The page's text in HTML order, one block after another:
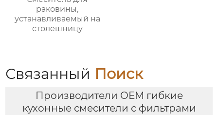
раковины,
устанавливаемый на
столешницу
Связанный Поиск
Производители OEM гибкие
кухонные смесители с фильтрами